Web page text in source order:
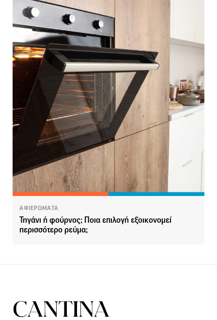
ΑΦΙΕΡΩΜΑΤΑ
Τηγάνι ή φούρνος; Ποια επιλογή εξοικονομεί
περισσότερο ρεύμα;